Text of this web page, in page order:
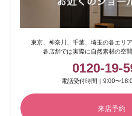
東京、神奈川、千葉、埼玉の各エリ
各店舗では実際に自然素材の空
0120-19-
電話受付時間｜9:00〜
来店予約